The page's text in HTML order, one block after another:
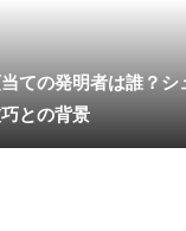
ての発明者は誰？シ
との背景